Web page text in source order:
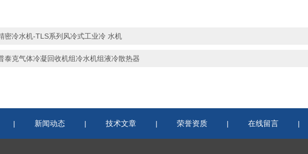
密冷水机-TLS系列风冷式工业冷 水机
泰克气体冷凝回收机组冷水机组液冷散热器
| 新闻动态 | 技术文章 | 荣誉资质 | 在线留言 |